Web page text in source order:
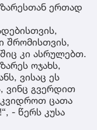
ერთად
შრომისთვის,
კი ასრულებთ.
ოჯახს,
ვისაც ეს
ვინც გვერდით
ცათა
- წერს კუსა